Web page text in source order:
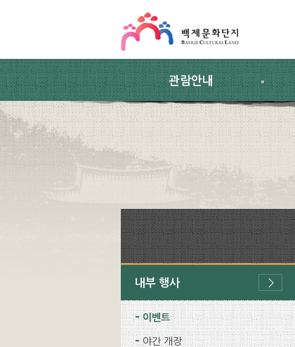
관람안내
내부 행사
이벤트
야간 개장